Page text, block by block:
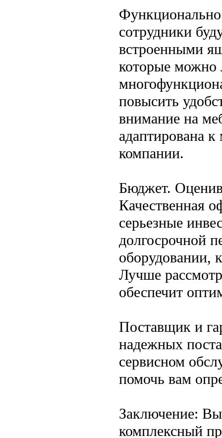
сотрудники
встроенными
которые можно
повысить
внимание на
адаптирована
компании.
Бюджет.
Качественная
серьезные
долгосрочной
оборудовании,
Лучше
обеспечит
Поставщик и
надежных
сервисном
помочь вам
Заключение:
комплексный